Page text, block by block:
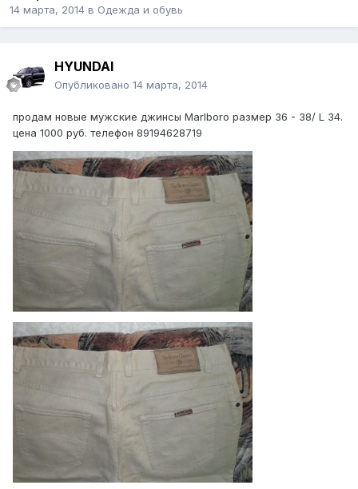
14 марта, 2014 в Одежда и обувь
HYUNDAI
Опубликовано 14 марта, 2014
продам новые мужские джинсы Marlboro размер 36 - 38/ L 34.
цена 1000 руб. телефон 89194628719